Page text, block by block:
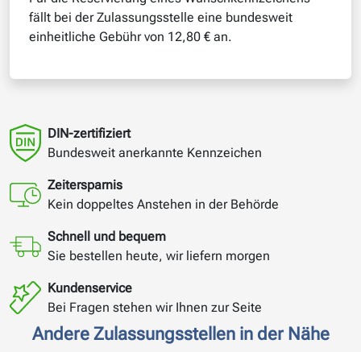
fällt bei der Zulassungsstelle eine bundesweit
einheitliche Gebühr von 12,80 € an.
DIN-zertifiziert
Bundesweit anerkannte Kennzeichen
Zeitersparnis
Kein doppeltes Anstehen in der Behörde
Schnell und bequem
Sie bestellen heute, wir liefern morgen
Kundenservice
Bei Fragen stehen wir Ihnen zur Seite
Andere Zulassungsstellen in der Nähe